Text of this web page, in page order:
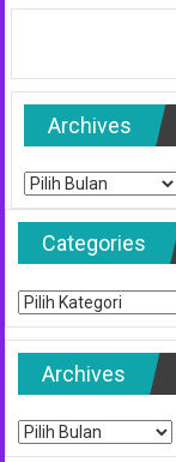
Archives
Archives
Categories
Categories
Archives
Archives